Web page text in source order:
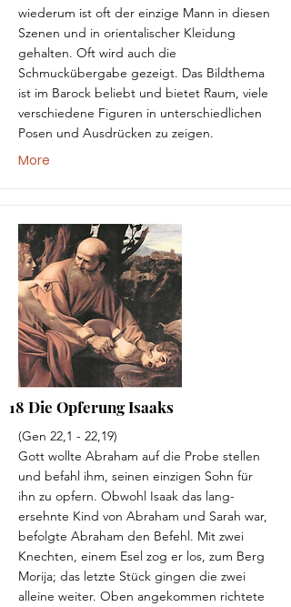
wiederum ist oft der einzige Mann in diesen
Szenen und in orientalischer Kleidung
gehalten. Oft wird auch die
Schmuckübergabe gezeigt. Das Bildthema
ist im Barock beliebt und bietet Raum, viele
verschiedene Figuren in unterschiedlichen
Posen und Ausdrücken zu zeigen.
More
(Gen 22,1 - 22,19)
Gott wollte Abraham auf die Probe stellen
und befahl ihm, seinen einzigen Sohn für
ihn zu opfern. Obwohl Isaak das lang-
ersehnte Kind von Abraham und Sarah war,
befolgte Abraham den Befehl. Mit zwei
Knechten, einem Esel zog er los, zum Berg
Morija; das letzte Stück gingen die zwei
alleine weiter. Oben angekommen richtete
18 Die Opferung Isaaks